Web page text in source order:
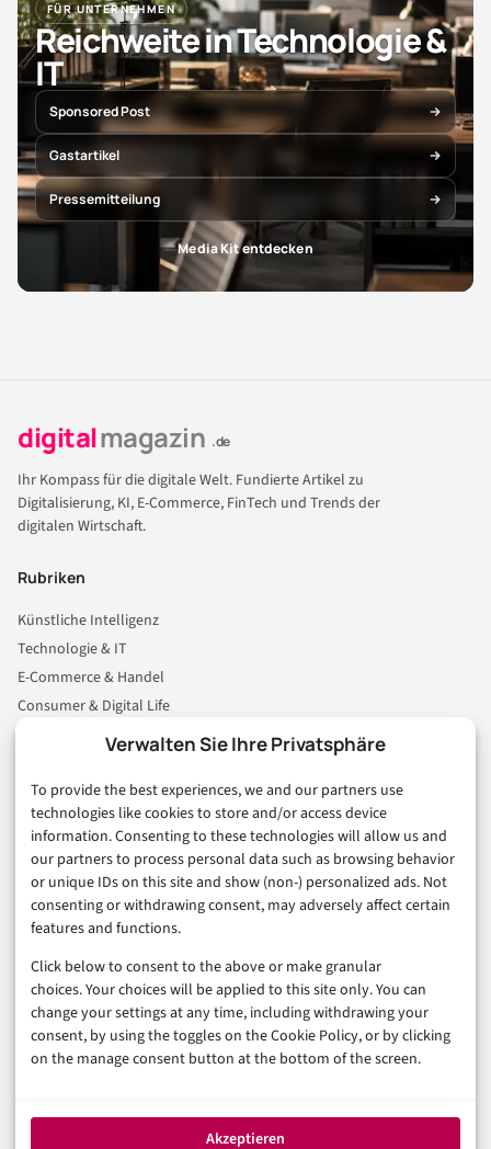
Verwalten Sie Ihre Privatsphäre
To provide the best experiences, we and our partners use
technologies like cookies to store and/or access device
information. Consenting to these technologies will allow us and
our partners to process personal data such as browsing behavior
or unique IDs on this site and show (non-) personalized ads. Not
consenting or withdrawing consent, may adversely affect certain
features and functions.
Click below to consent to the above or make granular
choices. Your choices will be applied to this site only. You can
change your settings at any time, including withdrawing your
consent, by using the toggles on the Cookie Policy, or by clicking
on the manage consent button at the bottom of the screen.
Akzeptieren
FÜR UNTERNEHMEN
Reichweite in Technologie &
IT
Sponsored Post
Gastartikel
Pressemitteilung
Media Kit entdecken
digitalmagazin .de
Ihr Kompass für die digitale Welt. Fundierte Artikel zu
Digitalisierung, KI, E-Commerce, FinTech und Trends der
digitalen Wirtschaft.
Rubriken
Künstliche Intelligenz
Technologie & IT
E-Commerce & Handel
Consumer & Digital Life
Business & Karriere
Sicherheit & Recht
Digitalisierung
Marketing
Magazin
Unsere Redaktion
Werbeformate & Media Kit
Rechtliches
Datenschutzerklärung (EU)